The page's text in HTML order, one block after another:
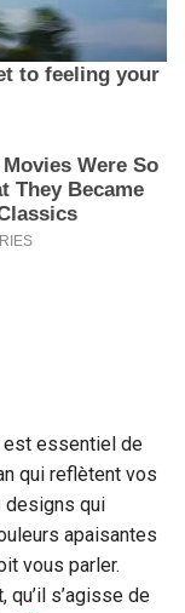
est essentiel de
qui reflètent vos
designs qui
apaisantes
vous parler.
s’agisse de